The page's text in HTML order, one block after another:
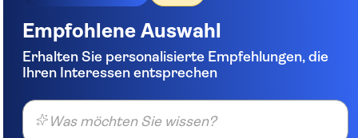
Empfohlene Auswahl
Erhalten Sie personalisierte Empfehlungen, die
Ihren Interessen entsprechen
Was möchten Sie wissen?